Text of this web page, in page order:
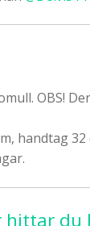
OBS!
handtag 32
hittar du